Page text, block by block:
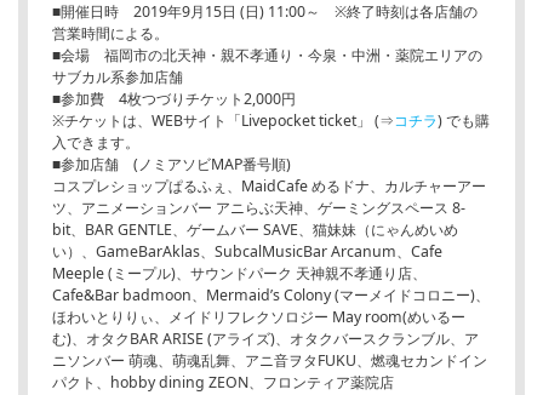
■開催日時 2019年9月15日 (日) 11:00～ ※終了時刻は各店舗の
営業時間による。
■会場 福岡市の北天神・親不孝通り・今泉・中洲・薬院エリアの
サブカル系参加店舗
■参加費 4枚つづりチケット2,000円
※チケットは、WEBサイト「Livepocket ticket」 (⇒コチラ) でも購
入できます。
■参加店舗 (ノミアソビMAP番号順)
コスプレショップぱるふぇ、MaidCafe めるドナ、カルチャーアー
ツ、アニメーションバー アニらぶ天神、ゲーミングスペース 8-
bit、BAR GENTLE、ゲームバー SAVE、猫妹妹（にゃんめいめ
い）、GameBarAklas、SubcalMusicBar Arcanum、Cafe
Meeple (ミープル)、サウンドパーク 天神親不孝通り店、
Cafe&Bar badmoon、Mermaid’s Colony (マーメイドコロニー)、
ほわいとりりぃ、メイドリフレクソロジー May room(めいるー
む)、オタクBAR ARISE (アライズ)、オタクバースクランブル、ア
ニソンバー 萌魂、萌魂乱舞、アニ音ヲタFUKU、燃魂セカンドイン
パクト、hobby dining ZEON、フロンティア薬院店